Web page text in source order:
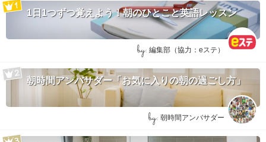
1日1つずつ覚えよう！朝のひとこと英語レッスン
by: 編集部（協力：eステ）
朝時間アンバサダー「お気に入りの朝の過ごし方」
by: 朝時間アンバサダー